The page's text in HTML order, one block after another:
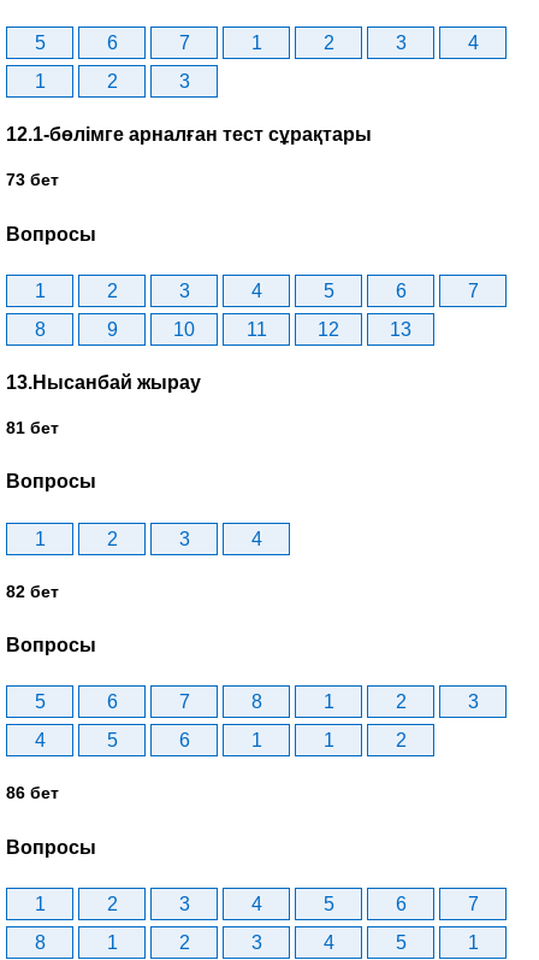
5 6 7 1 2 3
4
1
2 3
12.1-бөлімге арналған тест сұрақтары
73 бет
Вопросы
1 2 3 4 5 6
7
8
9 10 11 12 13
13.Нысанбай жырау
81 бет
Вопросы
1 2 3 4
82 бет
Вопросы
5 6 7 8 1 2
3
4
5 6 1 1 2
86 бет
Вопросы
1 2 3 4 5 6
7
8
1 2 3 4 5
1